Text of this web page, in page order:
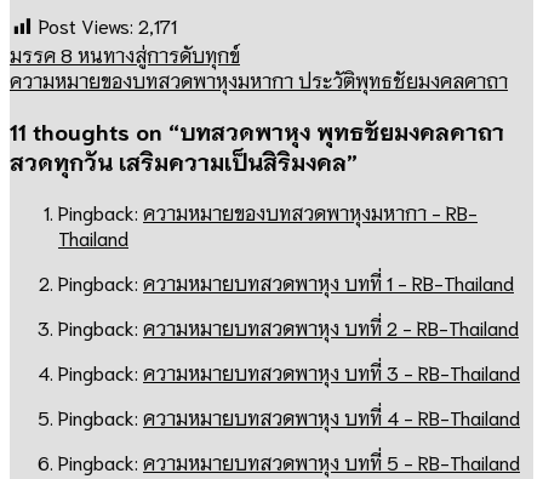
Post Views: 2,171
มรรค 8 หนทางสู่การดับทุกข์
ความหมายของบทสวดพาหุงมหากา ประวัติพุทธชัยมงคลคาถา
11 thoughts on “บทสวดพาหุง พุทธชัยมงคลคาถา
สวดทุกวัน เสริมความเป็นสิริมงคล”
Pingback: ความหมายของบทสวดพาหุงมหากา - RB-
Thailand
Pingback: ความหมายบทสวดพาหุง บทที่ 1 - RB-Thailand
Pingback: ความหมายบทสวดพาหุง บทที่ 2 - RB-Thailand
Pingback: ความหมายบทสวดพาหุง บทที่ 3 - RB-Thailand
Pingback: ความหมายบทสวดพาหุง บทที่ 4 - RB-Thailand
Pingback: ความหมายบทสวดพาหุง บทที่ 5 - RB-Thailand